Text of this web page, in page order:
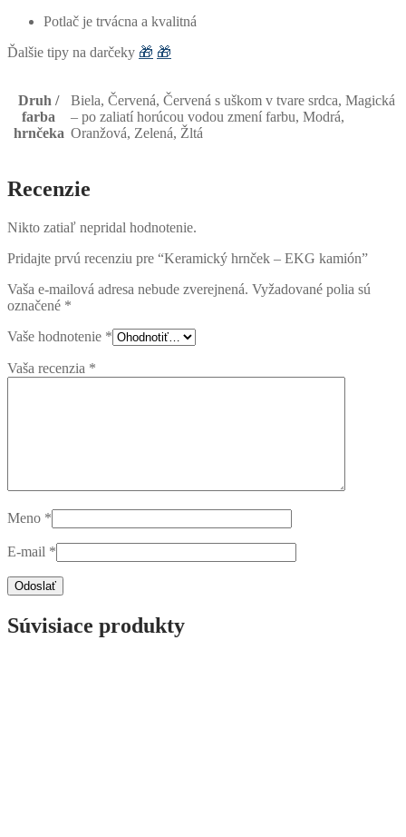
Potlač je trvácna a kvalitná
Ďalšie tipy na darčeky 🎁 🎁
Druh /
farba
hrnčeka
Biela, Červená, Červená s uškom v tvare srdca, Magická
– po zaliatí horúcou vodou zmení farbu, Modrá,
Oranžová, Zelená, Žltá
Recenzie
Nikto zatiaľ nepridal hodnotenie.
Pridajte prvú recenziu pre “Keramický hrnček – EKG kamión”
Vaša e-mailová adresa nebude zverejnená. Vyžadované polia sú
označené *
Vaše hodnotenie *
Vaša recenzia *
Meno *
E-mail *
Súvisiace produkty